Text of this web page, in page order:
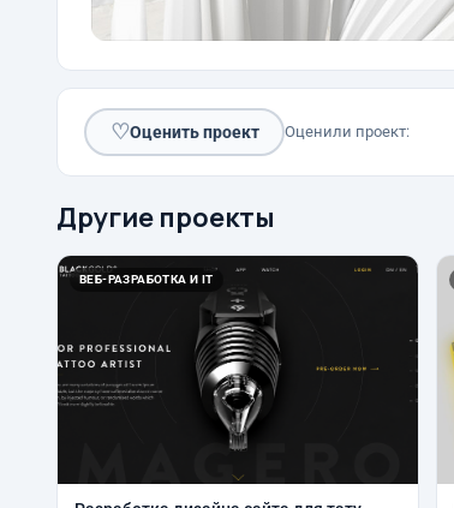
♡Оценить проект Оценили проект:
Другие проекты
ВЕБ-РАЗРАБОТКА И IT